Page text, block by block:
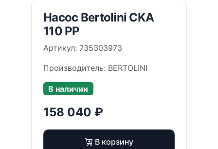
Насос Bertolini CKA
110 PP
Артикул: 735303973
Производитель: BERTOLINI
В наличии
158 040 ₽
В корзину